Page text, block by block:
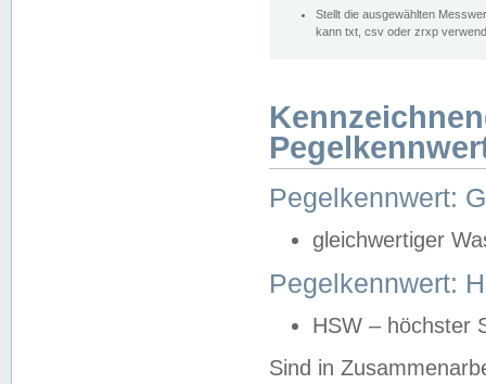
Stellt die ausgewählten
kann txt, csv oder zrxp
Pegelkennwert:
gleichwertiger
Pegelkennwert:
HSW – höchster
Sind in